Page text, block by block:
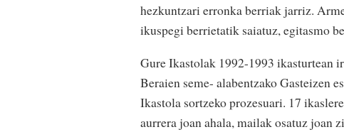
hezkuntzari erronka berriak jarriz.
ikuspegi berrietatik saiatuz, egitasmo
Gure Ikastolak 1992-1993 ikasturtean
Beraien seme- alabentzako Gasteizen
Ikastola sortzeko prozesuari. 17
aurrera joan ahala, mailak osatuz joan